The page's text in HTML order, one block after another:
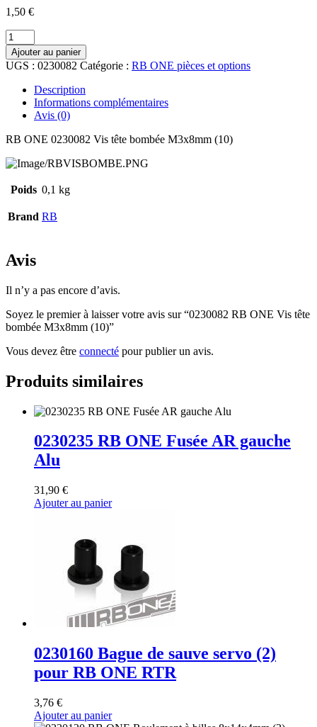
1,50 €
quantité
de
0230082
RB
ONE
bombée
M3x8mm
Ajouter au panier
UGS : 0230082 Catégorie : RB ONE pièces et options
Description
Informations complémentaires
Avis (0)
RB ONE 0230082 Vis tête bombée M3x8mm (10)
Poids 0,1 kg
Brand RB
Avis
Il n’y a pas encore d’avis.
Soyez le premier à laisser votre avis sur “0230082 RB ONE Vis tête
bombée M3x8mm (10)”
Vous devez être connecté pour publier un avis.
Produits similaires
0230235 RB ONE Fusée AR gauche
Alu
31,90 €
Ajouter au panier
0230160 Bague de sauve servo (2)
pour RB ONE RTR
3,76 €
Ajouter au panier